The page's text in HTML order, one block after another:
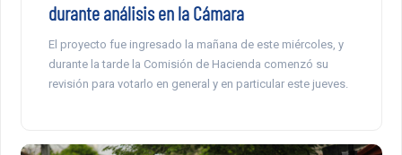
durante análisis en la Cámara
El proyecto fue ingresado la mañana de este miércoles, y
durante la tarde la Comisión de Hacienda comenzó su
revisión para votarlo en general y en particular este jueves.